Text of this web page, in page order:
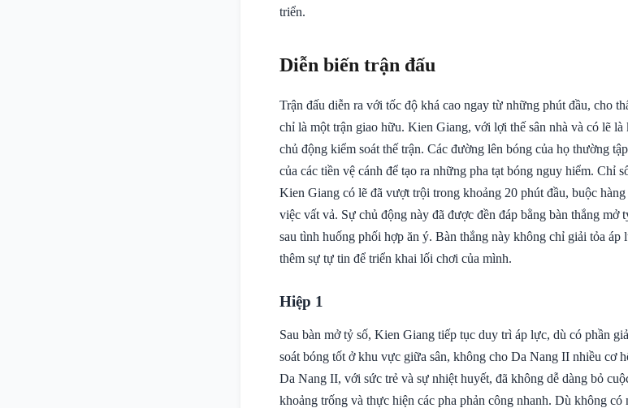
triển.
Diễn biến trận đấu
Trận đấu diễn ra với tốc độ khá cao ngay từ những phút đầu, cho
chỉ là một trận giao hữu. Kien Giang, với lợi thế sân nhà và có lẽ
chủ động kiểm soát thế trận. Các đường lên bóng của họ thường
của các tiền vệ cánh để tạo ra những pha tạt bóng nguy hiểm. Chỉ
Kien Giang có lẽ đã vượt trội trong khoảng 20 phút đầu, buộc
việc vất vả. Sự chủ động này đã được đền đáp bằng bàn thắng mở
sau tình huống phối hợp ăn ý. Bàn thắng này không chỉ giải tỏa
thêm sự tự tin để triển khai lối chơi của mình.
Hiệp 1
Sau bàn mở tỷ số, Kien Giang tiếp tục duy trì áp lực, dù có phần
soát bóng tốt ở khu vực giữa sân, không cho Da Nang II nhiều cơ
Da Nang II, với sức trẻ và sự nhiệt huyết, đã không dễ dàng bỏ
khoảng trống và thực hiện các pha phản công nhanh. Dù không